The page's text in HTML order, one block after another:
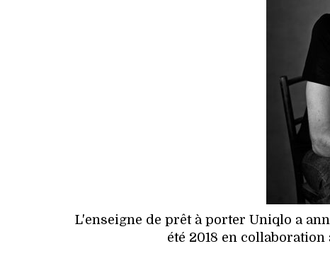
L'enseigne de prêt à porter Uniqlo a
été 2018 en